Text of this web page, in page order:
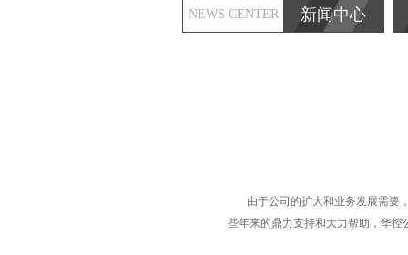
NEWS CENTER 新闻中心
由于公司的扩大和业务发展需要，
些年来的鼎力支持和大力帮助，华